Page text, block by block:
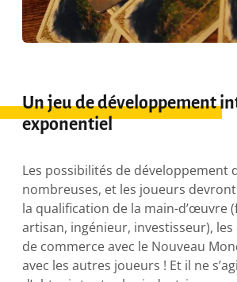
Un jeu de développement
exponentiel
Les possibilités de développement
nombreuses, et les joueurs
la qualification de la main-d’œuvre
artisan, ingénieur, investisseur),
de commerce avec le Nouveau
avec les autres joueurs ! Et il ne